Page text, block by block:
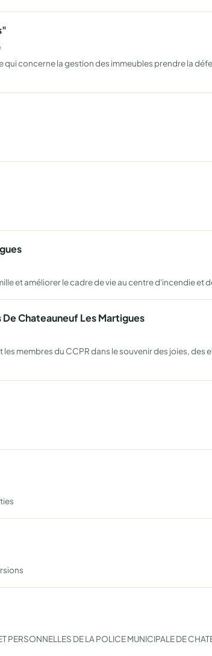
concerne la gestion des immeubles prendre la
et améliorer le cadre de vie au centre d'incendie et
Chateauneuf Les Martigues
membres du CCPR dans le souvenir des joies, des
DE LA POLICE MUNICIPALE DE